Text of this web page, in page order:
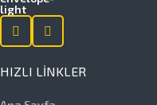
HIZLI LINKLER